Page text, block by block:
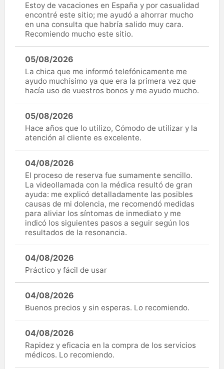
Estoy de vacaciones en España y por casualidad
encontré este sitio; me ayudó a ahorrar mucho
en una consulta que habría salido muy cara.
Recomiendo mucho este sitio.
05/08/2026
La chica que me informó telefónicamente me
ayudo muchísimo ya que era la primera vez que
hacía uso de vuestros bonos y me ayudo mucho.
05/08/2026
Hace años que lo utilizo, Cómodo de utilizar y la
atención al cliente es excelente.
04/08/2026
El proceso de reserva fue sumamente sencillo.
La videollamada con la médica resultó de gran
ayuda: me explicó detalladamente las posibles
causas de mi dolencia, me recomendó medidas
para aliviar los síntomas de inmediato y me
indicó los siguientes pasos a seguir según los
resultados de la resonancia.
04/08/2026
Práctico y fácil de usar
04/08/2026
Buenos precios y sin esperas. Lo recomiendo.
04/08/2026
Rapidez y eficacia en la compra de los servicios
médicos. Lo recomiendo.